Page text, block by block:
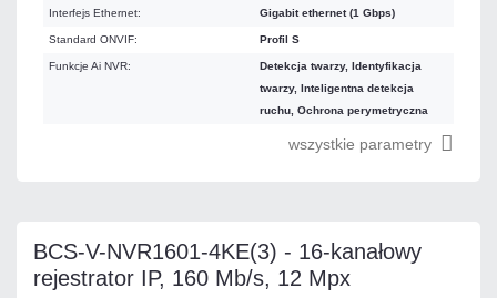
Interfejs Ethernet: Gigabit ethernet (1 Gbps)
Standard ONVIF: Profil S
Funkcje Ai NVR:
Detekcja twarzy, Identyfikacja
twarzy, Inteligentna detekcja
ruchu, Ochrona perymetryczna
wszystkie parametry
BCS-V-NVR1601-4KE(3) - 16-kanałowy
rejestrator IP, 160 Mb/s, 12 Mpx